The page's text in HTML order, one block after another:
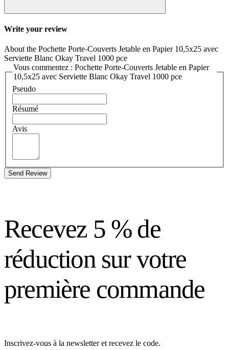
Write your review
About the Pochette Porte-Couverts Jetable en Papier 10,5x25 avec
Serviette Blanc Okay Travel 1000 pce
Vous commentez : Pochette Porte-Couverts Jetable en Papier
10,5x25 avec Serviette Blanc Okay Travel 1000 pce
Pseudo
Résumé
Avis
Send Review
Recevez 5 % de
réduction sur votre
première commande
Inscrivez-vous à la newsletter et recevez le code.